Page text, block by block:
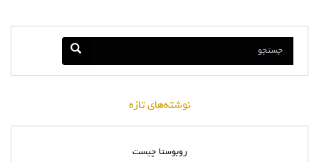
نوشته‌های تازه
روبوستا چیست